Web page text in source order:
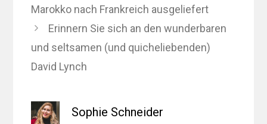
Marokko nach Frankreich ausgeliefert
Erinnern Sie sich an den wunderbaren
und seltsamen (und quicheliebenden)
David Lynch
Sophie Schneider